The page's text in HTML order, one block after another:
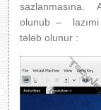
sazlanmasına.
olunub – lazımi
tələb olunur :